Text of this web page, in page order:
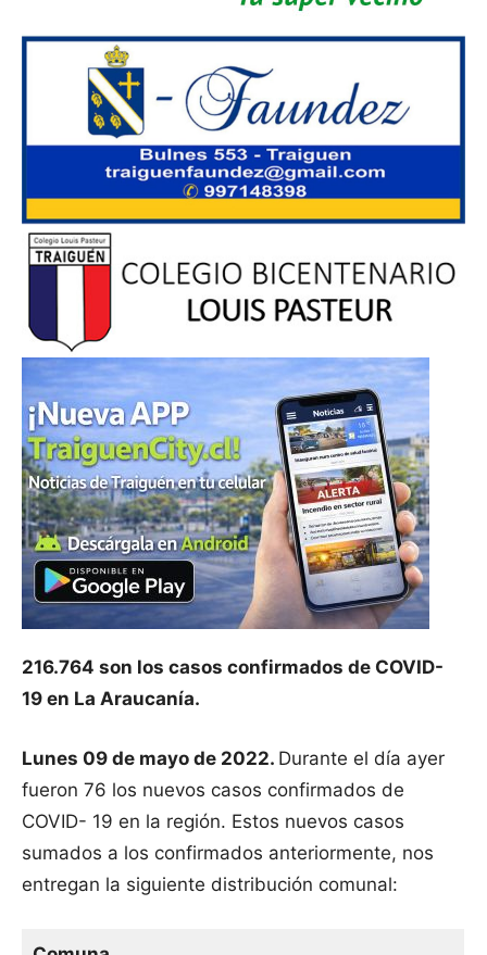
216.764 son los casos confirmados de COVID-
19 en La Araucanía.
Lunes 09 de mayo de 2022. Durante el día ayer
fueron 76 los nuevos casos confirmados de
COVID- 19 en la región. Estos nuevos casos
sumados a los confirmados anteriormente, nos
entregan la siguiente distribución comunal: